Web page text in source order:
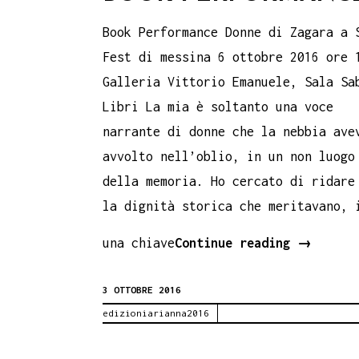
Book Performance Donne di Zagara a
Fest di messina 6 ottobre 2016 ore
Galleria Vittorio Emanuele, Sala
Libri La mia è soltanto una voce
narrante di donne che la nebbia
avvolto nell’oblio, in un non luogo
della memoria. Ho cercato di
la dignità storica che meritavano,
una chiaveContinue reading
Donne
→
3 OTTOBRE 2016
edizioniarianna2016